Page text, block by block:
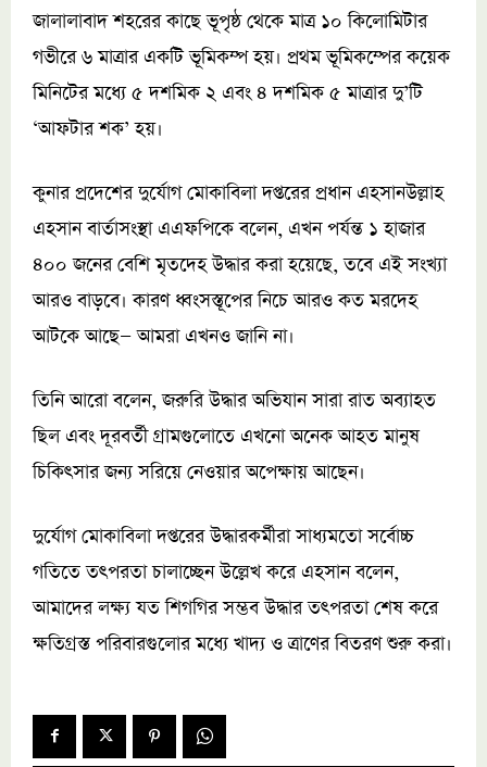
জালালাবাদ শহরের কাছে ভূপৃষ্ঠ থেকে মাত্র ১০ কিলোমিটার
গভীরে ৬ মাত্রার একটি ভূমিকম্প হয়। প্রথম ভূমিকম্পের কয়েক
মিনিটের মধ্যে ৫ দশমিক ২ এবং ৪ দশমিক ৫ মাত্রার দু’টি
‘আফটার শক’ হয়।
কুনার প্রদেশের দুর্যোগ মোকাবিলা দপ্তরের প্রধান এহসানউল্লাহ
এহসান বার্তাসংস্থা এএফপিকে বলেন, এখন পর্যন্ত ১ হাজার
৪০০ জনের বেশি মৃতদেহ উদ্ধার করা হয়েছে, তবে এই সংখ্যা
আরও বাড়বে। কারণ ধ্বংসস্তূপের নিচে আরও কত মরদেহ
আটকে আছে— আমরা এখনও জানি না।
তিনি আরো বলেন, জরুরি উদ্ধার অভিযান সারা রাত অব্যাহত
ছিল এবং দূরবর্তী গ্রামগুলোতে এখনো অনেক আহত মানুষ
চিকিৎসার জন্য সরিয়ে নেওয়ার অপেক্ষায় আছেন।
দুর্যোগ মোকাবিলা দপ্তরের উদ্ধারকর্মীরা সাধ্যমতো সর্বোচ্চ
গতিতে তৎপরতা চালাচ্ছেন উল্লেখ করে এহসান বলেন,
আমাদের লক্ষ্য যত শিগগির সম্ভব উদ্ধার তৎপরতা শেষ করে
ক্ষতিগ্রস্ত পরিবারগুলোর মধ্যে খাদ্য ও ত্রাণের বিতরণ শুরু করা।